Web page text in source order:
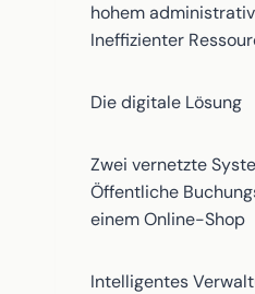
hohem
Ineffizienter
Die digitale Lösung
Zwei vernetzte
Öffentliche
einem Online-Shop
Intelligentes